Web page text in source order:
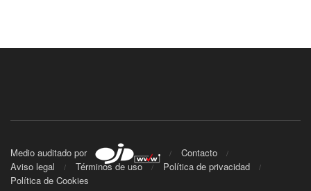
Medio auditado por
Contacto
Aviso legal
Términos de uso
Política de privacidad
Política de Cookies